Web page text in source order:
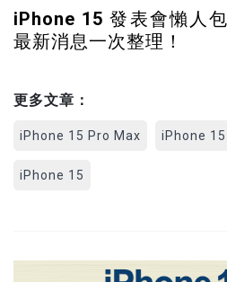
iPhone 15 發表會懶人
最新消息一次整理！
更多文章：
iPhone 15 Pro Max iPhone
iPhone 15